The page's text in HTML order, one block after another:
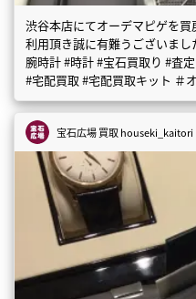
渋谷本店にてオーデマピゲを
利用頂き誠に有難うございま
腕時計 #時計 #宝石買取り #
#宅配買取 #宅配買取キット ＃
宝石広場 買取houseki_kaitori